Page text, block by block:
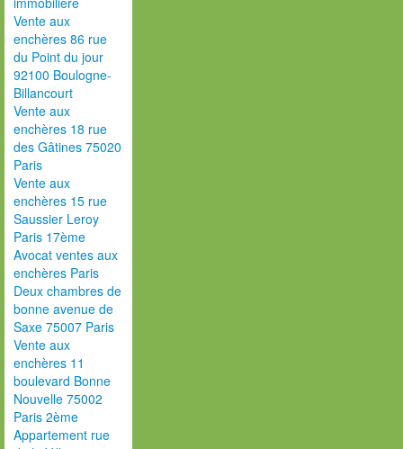
Vente aux
enchères 86 rue
du Point du jour
92100 Boulogne-
Billancourt
Vente aux
enchères 18 rue
des Gâtines 75020
Paris
Vente aux
enchères 15 rue
Saussier Leroy
Paris 17ème
Avocat ventes aux
enchères Paris
Deux chambres de
bonne avenue de
Saxe 75007 Paris
Vente aux
enchères 11
boulevard Bonne
Nouvelle 75002
Paris 2ème
Appartement rue